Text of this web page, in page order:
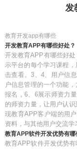
发
教育开发app有哪些
开发教育APP有哪些好处？
开发教育APP有哪些好
示平台的每个学习课程
击查看。3、4、用户信
户信息管理的一个功能
报名，6、6展示师资力
的师资力量，让用户认
现教育APP客户端的用
资料，与其他用户交流学
教育APP软件开发优势有哪
教育APP软件开发优势